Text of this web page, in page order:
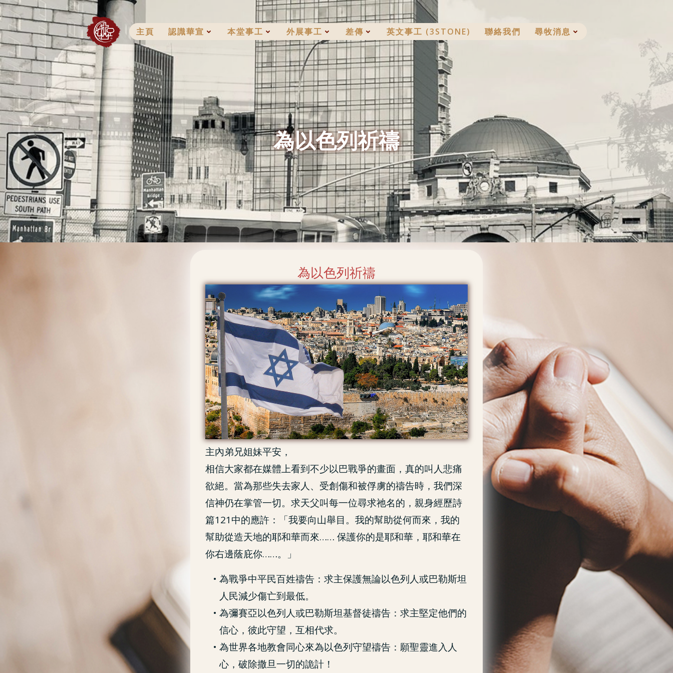
Skip
to
content
主頁 認識華宣 本堂事工 外展事工 差傳 英文事工 (3STONE) 聯絡我們 尋牧消息
為以色列祈禱
為以色列祈禱
主內弟兄姐妹平安，
相信大家都在媒體上看到不少以巴戰爭的畫面，真的叫人悲痛
欲絕。當為那些失去家人、受創傷和被俘虜的禱告時，我們深
信神仍在掌管一切。求天父叫每一位尋求祂名的，親身經歷詩
篇121中的應許：「我要向山舉目。我的幫助從何而來，我的
幫助從造天地的耶和華而來…… 保護你的是耶和華，耶和華在
你右邊蔭庇你……。」
為戰爭中平民百姓禱告：求主保護無論以色列人或巴勒斯坦
人民減少傷亡到最低。
為彌賽亞以色列人或巴勒斯坦基督徒禱告：求主堅定他們的
信心，彼此守望，互相代求。
為世界各地教會同心來為以色列守望禱告：願聖靈進入人
心，破除撒旦一切的詭計！